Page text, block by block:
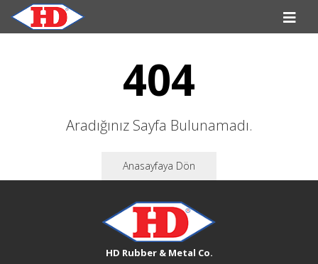
404
Aradığınız Sayfa Bulunamadı.
Anasayfaya Dön
HD Rubber & Metal Co.